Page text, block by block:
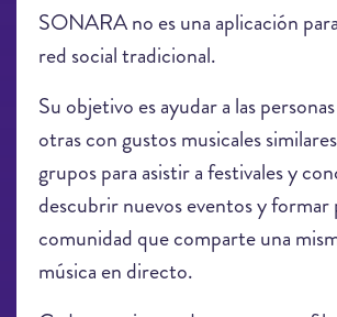
SONARA no es una aplicación
red social tradicional.
Su objetivo es ayudar a las
otras con gustos musicales
grupos para asistir a festivales y
descubrir nuevos eventos y formar
comunidad que comparte una
música en directo.